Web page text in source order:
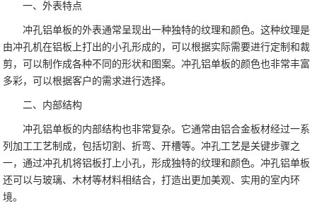
一、外表特点
冲孔铝单板的外表通常呈现出一种独特的纹理和颜色。这种纹理是
由冲孔机在铝板上打出的小孔形成的，可以根据实际需要进行定制和裁
剪，可以制作成各种不同的形状和图案。冲孔铝单板的颜色也非常丰富
多彩，可以根据客户的需求进行选择。
二、内部结构
冲孔铝单板的内部结构也非常复杂。它通常由铝合金板材经过一系
列加工工艺制成，包括切割、折弯、开槽等。冲孔工艺是关键步骤之
一，通过冲孔机将铝板打上小孔，形成独特的纹理和颜色。冲孔铝单板
还可以与玻璃、木材等材料相结合，打造出更加美观、实用的室内环
境。